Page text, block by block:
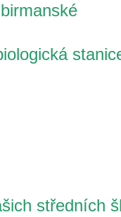
středních